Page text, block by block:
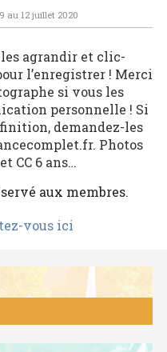
au 12 juillet 2020
agrandir et clic-
l’enregistrer ! Merci
si vous les
personnelle ! Si
demandez-les
Photos
CC 6 ans…
aux membres.
vous ici